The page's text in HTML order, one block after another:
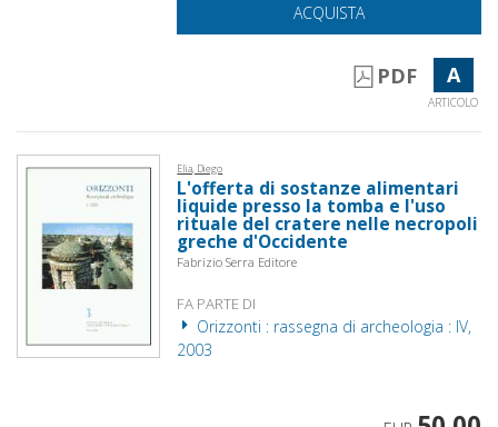
ACQUISTA
PDF A
ARTICOLO
Elia, Diego
L'offerta di sostanze alimentari
liquide presso la tomba e l'uso
rituale del cratere nelle necropoli
greche d'Occidente
Fabrizio Serra Editore
FA PARTE DI
Orizzonti : rassegna di archeologia : IV,
2003